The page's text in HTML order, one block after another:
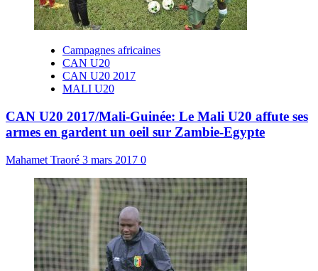
Campagnes africaines
CAN U20
CAN U20 2017
MALI U20
CAN U20 2017/Mali-Guinée: Le Mali U20 affute ses
armes en gardent un oeil sur Zambie-Egypte
Mahamet Traoré 3 mars 2017 0